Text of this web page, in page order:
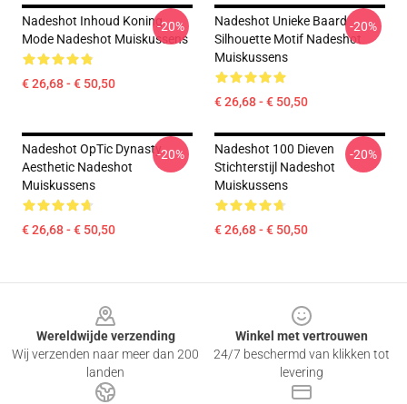
Nadeshot Inhoud Koning
Mode Nadeshot Muiskussens
€ 26,68 - € 50,50
-20%
Nadeshot Unieke Baard
Silhouette Motif Nadeshot
Muiskussens
€ 26,68 - € 50,50
-20%
Nadeshot OpTic Dynasty
Aesthetic Nadeshot
Muiskussens
€ 26,68 - € 50,50
-20%
Nadeshot 100 Dieven
Stichterstijl Nadeshot
Muiskussens
€ 26,68 - € 50,50
-20%
Wereldwijde verzending
Wij verzenden naar meer dan 200
landen
Winkel met vertrouwen
24/7 beschermd van klikken tot
levering